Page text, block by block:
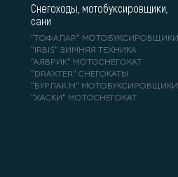
Снегоходы, мотобуксировщики,
сани
"ТОФАЛАР" МОТОБУКСИРОВЩИКИ
"IRBIS" ЗИМНЯЯ ТЕХНИКА
"АЯВРИК" МОТОСНЕГОКАТ
"DRAXTER" СНЕГОКАТЫ
"БУРЛАК М" МОТОБУКСИРОВЩИКИ
"ХАСКИ" МОТОСНЕГОКАТ